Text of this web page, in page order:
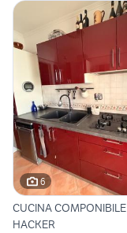
6
CUCINA COMPONIBILE
HACKER